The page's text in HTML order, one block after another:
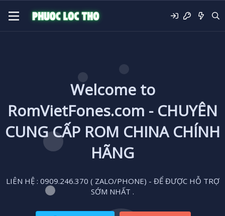
Welcome to
RomVietFones.com - CHUYÊN
CUNG CẤP ROM CHINA CHÍNH
HÃNG
LIÊN HỆ : 0909.246.370 ( ZALO/PHONE) - ĐỂ ĐƯỢC HỖ TRỢ
SỚM NHẤT .